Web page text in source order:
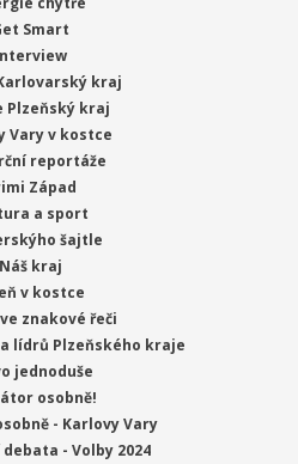
Smart
kraj
Plzeňský kraj
Vary v kostce
reportáže
Západ
a sport
šajtle
Náš kraj
v kostce
znakové řeči
lídrů Plzeňského kraje
jednoduše
osobně!
- Karlovy Vary
- Volby 2024